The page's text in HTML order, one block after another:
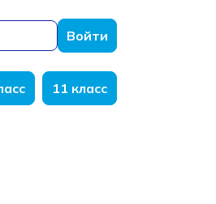
Войти
11 класс